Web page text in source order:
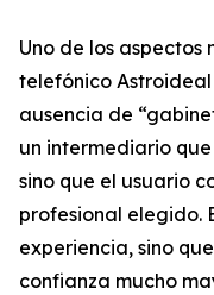
Uno de los
telefónico Astroideal
ausencia de
un intermediario
sino que el usuario
profesional elegido.
experiencia, sino
confianza mucho